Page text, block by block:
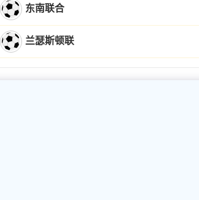
东南联合
兰瑟斯顿联